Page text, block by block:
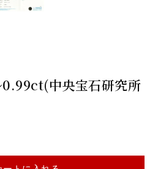
0.99ct(中央宝石研究所